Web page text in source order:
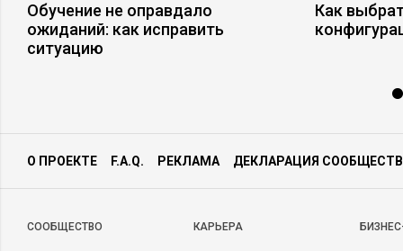
Обучение не оправдало
ожиданий: как исправить
ситуацию
Как
О ПРОЕКТЕ F.A.Q. РЕКЛАМА ДЕКЛАРАЦИЯ
CООБЩЕСТВО КАРЬЕРА